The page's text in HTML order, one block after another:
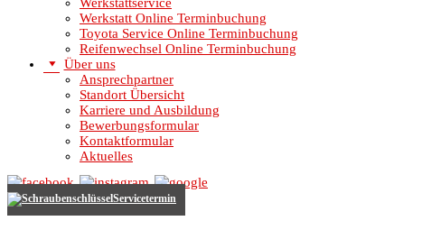
Werkstatt Online Terminbuchung
Toyota Service Online Terminbuchung
Reifenwechsel Online Terminbuchung
Über uns
Ansprechpartner
Standort Übersicht
Karriere und Ausbildung
Bewerbungsformular
Kontaktformular
Aktuelles
Servicetermin